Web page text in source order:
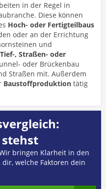
in der Regel in
Diese können
Hoch- oder Fertigteilbaus
oder an der Errichtung
und
Tief-, Straßen- oder
oder Brückenbau
Straßen mit. Außerdem
Baustoffproduktion tätig
bringen Klarheit in den
welche Faktoren dein